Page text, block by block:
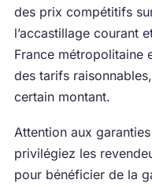
des prix compétitifs
l’accastillage courant
France métropolitaine
des tarifs
certain montant.
Attention aux
privilégiez les
pour bénéficier de la